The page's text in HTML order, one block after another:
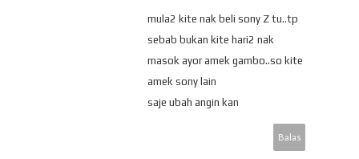
mula2 kite nak beli sony Z tu..tp
sebab bukan kite hari2 nak
masok ayor amek gambo..so kite
amek sony lain
saje ubah angin kan
Balas